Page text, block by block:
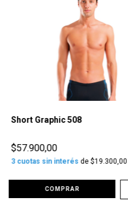
Short Graphic 508
$57.900,00
3cuotas sin interés de$19.300,00
COMPRAR